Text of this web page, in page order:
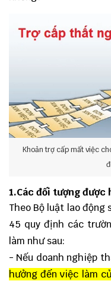
Khoản trợ cấp mất việc
1.Các đối tượng
Theo Bộ luật lao động
45 quy định các
làm như sau:
- Nếu doanh nghiệp
hưởng đến việc làm